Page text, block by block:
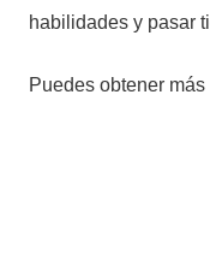
habilidades y pasar
Puedes obtener